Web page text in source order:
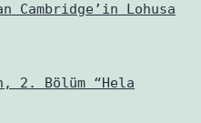
Cambridge’in Lohusa
2. Bölüm “Hela